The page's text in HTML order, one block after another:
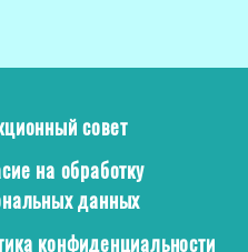
совет
на обработку
данных
конфиденциальности